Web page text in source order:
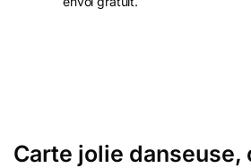
Carte jolie